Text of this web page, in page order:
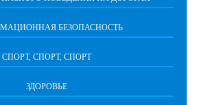
БЕЗОПАСНОСТЬ
СПОРТ, СПОРТ, СПОРТ
ЗДОРОВЬЕ